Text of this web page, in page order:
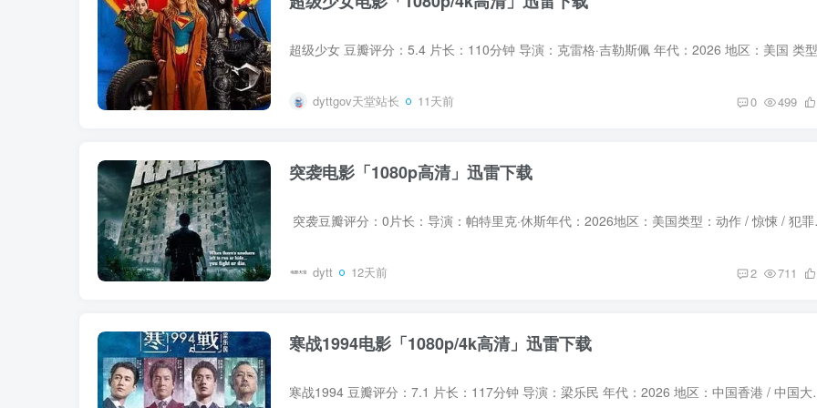
dyttgov天堂站长 11天前 0 499
突袭电影「1080p高清」迅雷下载
突袭豆瓣评分：0片长：
dytt 12天前 2 711
寒战1994电影「1080p/4k高清」迅雷下载
寒战1994 豆瓣评分：7.1 片长：117分